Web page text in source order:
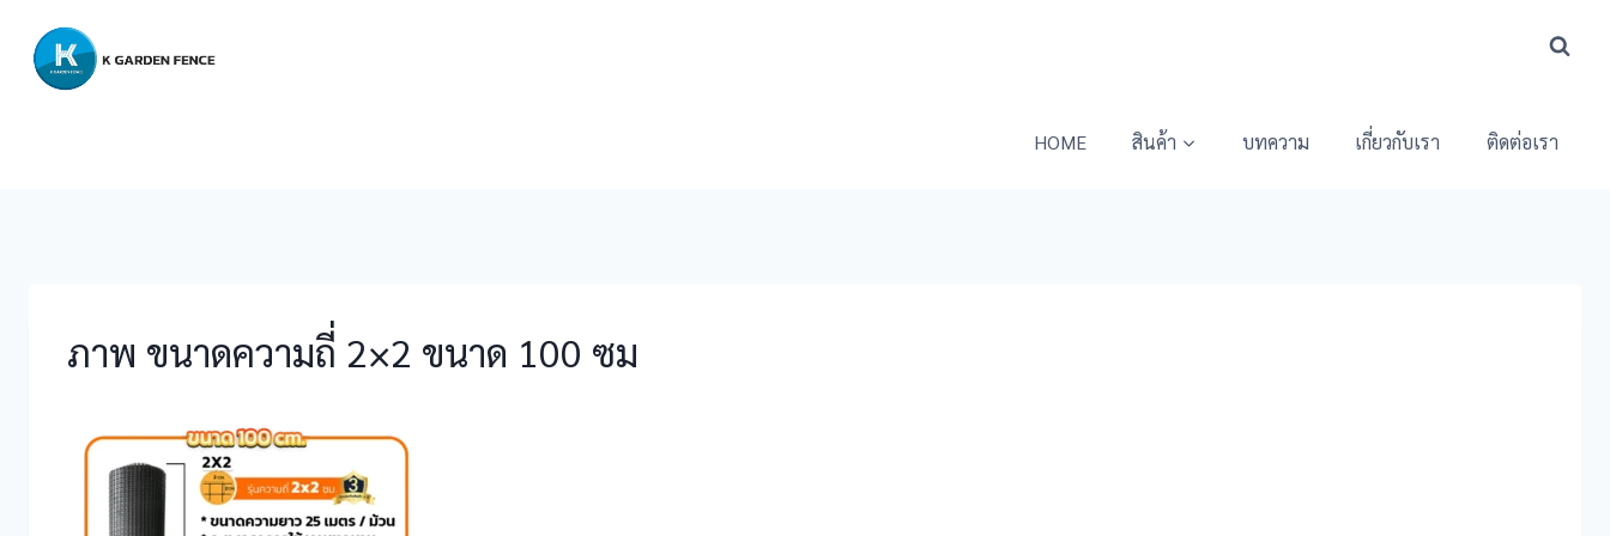
content
HOME สินค้า บทความ เกี่ยวกับเรา ติดต่อเรา
ภาพ ขนาดความถี่ 2×2 ขนาด 100 ซม